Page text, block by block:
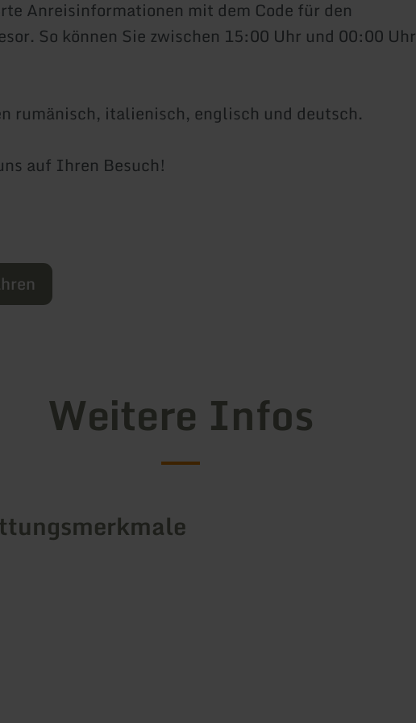
Anreisinformationen mit dem Code für den
So können Sie zwischen 15:00 Uhr und 00:00 Uhr
rumänisch, italienisch, englisch und deutsch.
auf Ihren Besuch!
Weitere Infos